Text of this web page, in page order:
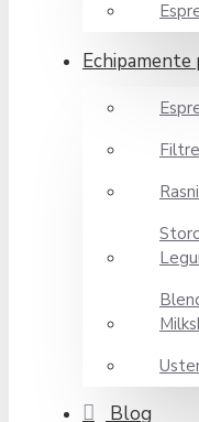
Blog